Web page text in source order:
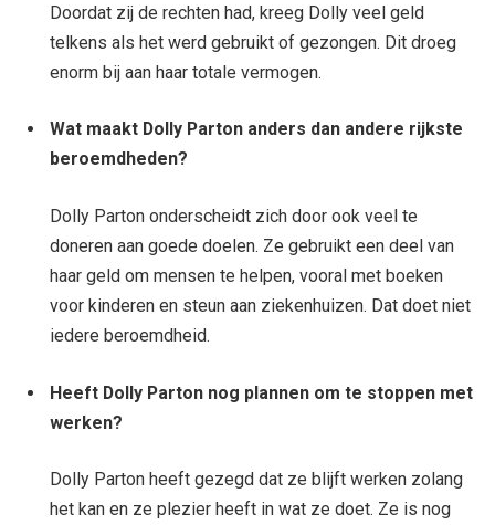
Doordat zij de rechten had, kreeg Dolly veel geld
telkens als het werd gebruikt of gezongen. Dit droeg
enorm bij aan haar totale vermogen.
Wat maakt Dolly Parton anders dan andere rijkste
beroemdheden?
Dolly Parton onderscheidt zich door ook veel te
doneren aan goede doelen. Ze gebruikt een deel van
haar geld om mensen te helpen, vooral met boeken
voor kinderen en steun aan ziekenhuizen. Dat doet niet
iedere beroemdheid.
Heeft Dolly Parton nog plannen om te stoppen met
werken?
Dolly Parton heeft gezegd dat ze blijft werken zolang
het kan en ze plezier heeft in wat ze doet. Ze is nog